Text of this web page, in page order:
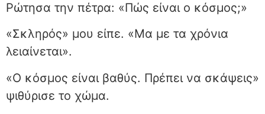
Ρώτησα την πέτρα: «Πώς είναι ο κόσμος;»
«Σκληρός» μου είπε. «Μα με τα χρόνια
λειαίνεται».
«Ο κόσμος είναι βαθύς. Πρέπει να σκάψεις»
ψιθύρισε το χώμα.